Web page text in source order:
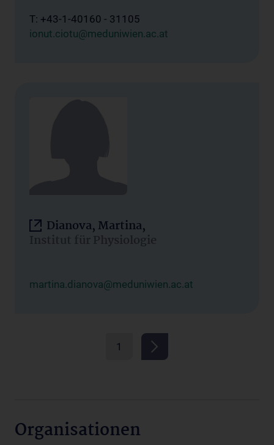
T: +43-1-40160 - 31105
ionut.ciotu@meduniwien.ac.at
Dianova, Martina,
Institut für Physiologie
martina.dianova@meduniwien.ac.at
1
Organisationen